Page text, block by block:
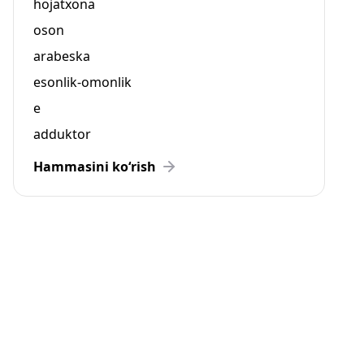
hojatxona
oson
arabeska
esonlik-omonlik
e
adduktor
Hammasini ko‘rish